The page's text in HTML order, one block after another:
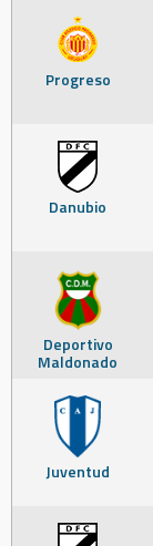
Progreso
Danubio
Deportivo
Maldonado
Juventud